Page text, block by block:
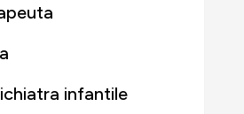
infantile